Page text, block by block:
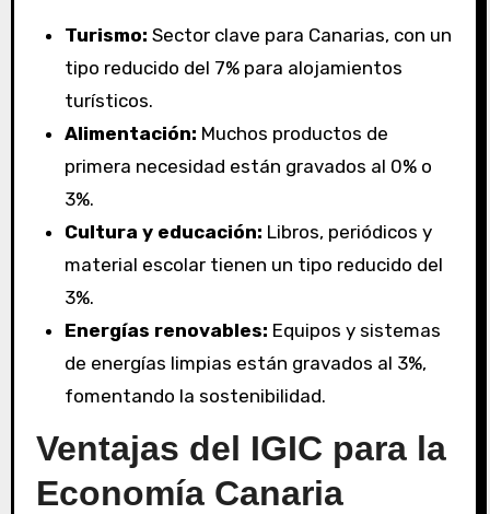
Turismo: Sector clave para Canarias, con un
tipo reducido del 7% para alojamientos
turísticos.
Alimentación: Muchos productos de
primera necesidad están gravados al 0% o
3%.
Cultura y educación: Libros, periódicos y
material escolar tienen un tipo reducido del
3%.
Energías renovables: Equipos y sistemas
de energías limpias están gravados al 3%,
fomentando la sostenibilidad.
Ventajas del IGIC para la
Economía Canaria